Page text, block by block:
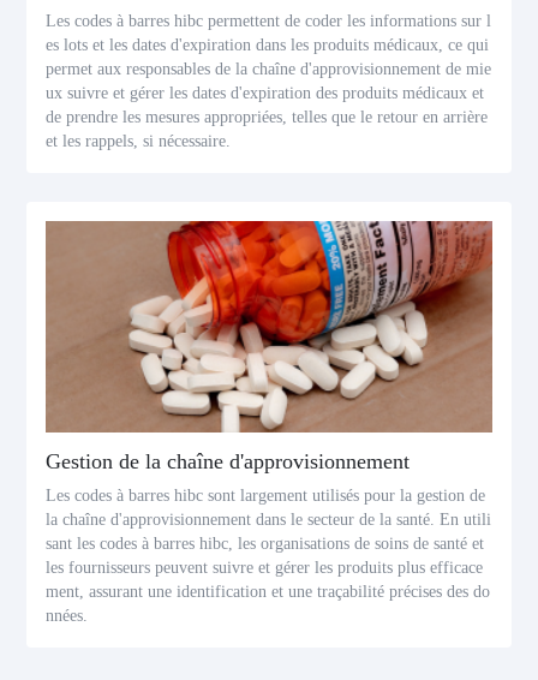
Les codes à barres hibc permettent de coder les informations sur l
es lots et les dates d'expiration dans les produits médicaux, ce qui
permet aux responsables de la chaîne d'approvisionnement de mie
ux suivre et gérer les dates d'expiration des produits médicaux et
de prendre les mesures appropriées, telles que le retour en arrière
et les rappels, si nécessaire.
Gestion de la chaîne d'approvisionnement
Les codes à barres hibc sont largement utilisés pour la gestion de
la chaîne d'approvisionnement dans le secteur de la santé. En utili
sant les codes à barres hibc, les organisations de soins de santé et
les fournisseurs peuvent suivre et gérer les produits plus efficace
ment, assurant une identification et une traçabilité précises des do
nnées.